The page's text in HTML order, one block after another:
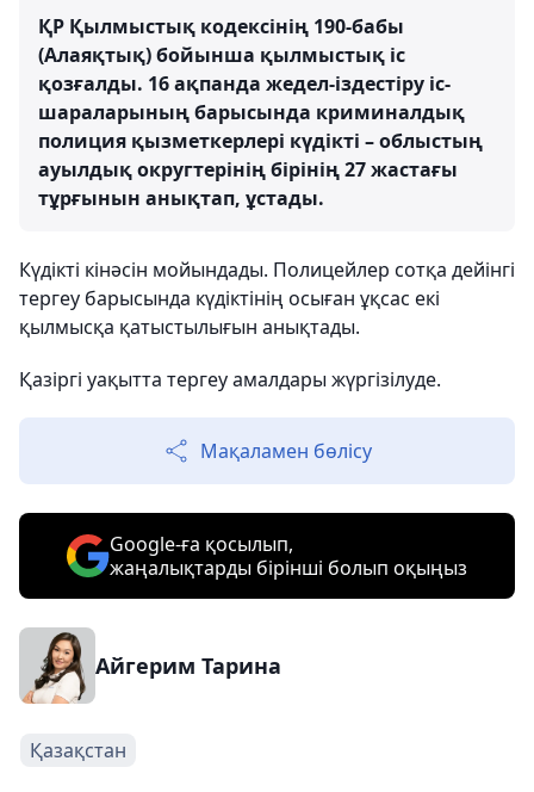
ҚР Қылмыстық кодексінің 190-бабы
(Алаяқтық) бойынша қылмыстық іс
қозғалды. 16 ақпанда жедел-іздестіру іс-
шараларының барысында криминалдық
полиция қызметкерлері күдікті – облыстың
ауылдық округтерінің бірінің 27 жастағы
тұрғынын анықтап, ұстады.
Күдікті кінәсін мойындады. Полицейлер сотқа дейінгі
тергеу барысында күдіктінің осыған ұқсас екі
қылмысқа қатыстылығын анықтады.
Қазіргі уақытта тергеу амалдары жүргізілуде.
Мақаламен бөлісу
Google-ға қосылып,
жаңалықтарды бірінші болып оқыңыз
Айгерим Тарина
Қазақстан